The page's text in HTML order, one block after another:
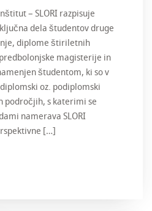
– SLORI razpisuje
dela študentov druge
diplome štiriletnih
magisterije in
študentom, ki so v
oz. podiplomski
področjih, s katerimi se
namerava SLORI
[…]